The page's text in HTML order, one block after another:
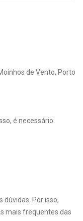
de Vento, Porto
é necessário
Por isso,
mais frequentes das